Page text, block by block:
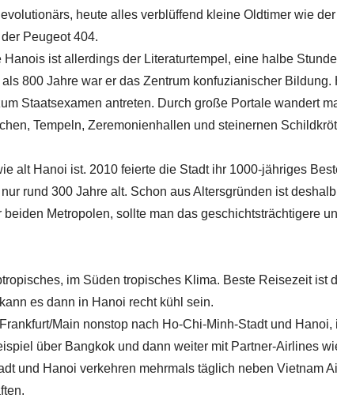
heute alles verblüffend kleine Oldtimer wie der
Peugeot 404.
ist allerdings der Literaturtempel, eine halbe
800 Jahre war er das Zentrum konfuzianischer Bildung.
Staatsexamen antreten. Durch große Portale wandert
Tempeln, Zeremonienhallen und steinernen
alt Hanoi ist. 2010 feierte die Stadt ihr 1000-jähriges
rund 300 Jahre alt. Schon aus Altersgründen ist
Metropolen, sollte man das geschichtsträchtigere
im Süden tropisches Klima. Beste Reisezeit ist
es dann in Hanoi recht kühl sein.
Main nonstop nach Ho-Chi-Minh-Stadt und Hanoi,
über Bangkok und dann weiter mit Partner-Airlines
und Hanoi verkehren mehrmals täglich neben Vietnam